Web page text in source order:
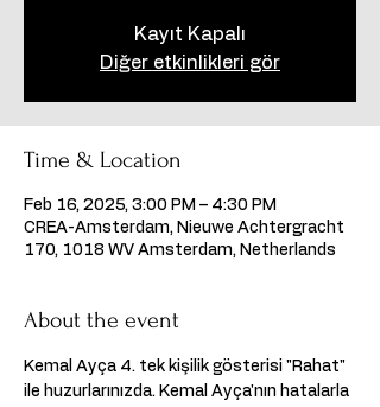
Kayıt Kapalı
Diğer etkinlikleri gör
Time & Location
Feb 16, 2025, 3:00 PM – 4:30 PM
CREA-Amsterdam, Nieuwe Achtergracht
170, 1018 WV Amsterdam, Netherlands
About the event
Kemal Ayça 4. tek kişilik gösterisi "Rahat"
ile huzurlarınızda. Kemal Ayça'nın hatalarla